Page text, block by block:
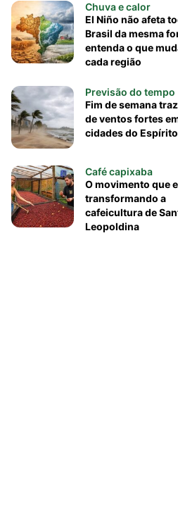
Chuva e calor
El Niño não afeta
Brasil da mesma
entenda o que
cada região
Previsão do tempo
Fim de semana
de ventos fortes
cidades do
Café capixaba
O movimento que
transformando a
cafeicultura de
Leopoldina